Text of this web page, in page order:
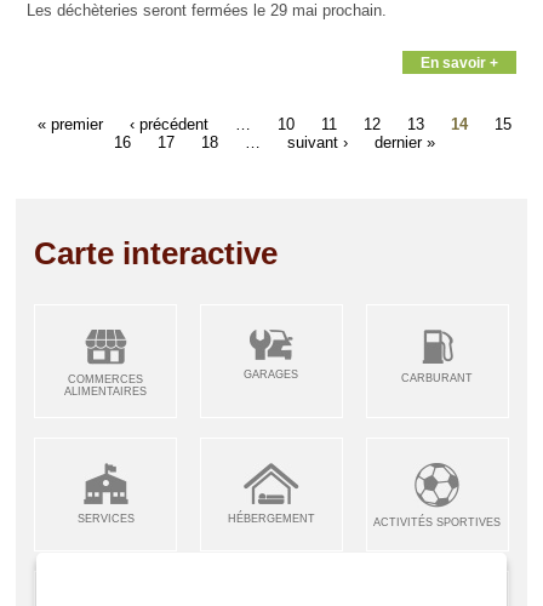
Les déchèteries seront fermées le 29 mai prochain.
En savoir +
« premier ‹ précédent 10 11 12 13 14
15
16
17 18 suivant › dernier »
Carte interactive
COMMERCES
ALIMENTAIRES
GARAGES CARBURANT
SERVICES HÉBERGEMENT ACTIVITÉS SPORTIVES